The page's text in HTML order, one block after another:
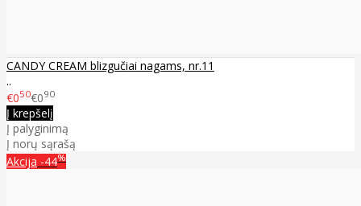
CANDY CREAM blizgučiai nagams, nr.11
..
€050€090
Į krepšelį
Į palyginimą
Į norų sąrašą
Akcija -44%